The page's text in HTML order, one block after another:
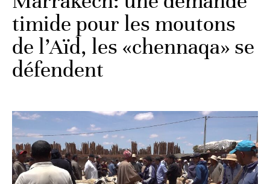
timide pour les moutons
de l’Aïd, les «chennaqa» se
défendent